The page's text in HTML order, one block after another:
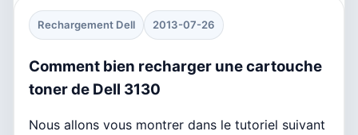
Rechargement Dell 2013-07-26
Comment bien recharger une cartouche
toner de Dell 3130
Nous allons vous montrer dans le tutoriel suivant